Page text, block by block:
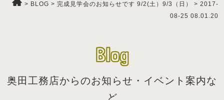
> BLOG > 完成見学会のお知らせです 9/2(土）9/3（日） > 2017-
08-25 08.01.20
Blog
奥田工務店からのお知らせ・イベント案内な
ど